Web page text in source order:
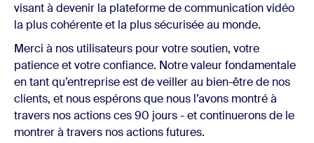
visant à devenir la plateforme de communication vidéo
la plus cohérente et la plus sécurisée au monde.
Merci à nos utilisateurs pour votre soutien, votre
patience et votre confiance. Notre valeur fondamentale
en tant qu’entreprise est de veiller au bien-être de nos
clients, et nous espérons que nous l’avons montré à
travers nos actions ces 90 jours - et continuerons de le
montrer à travers nos actions futures.